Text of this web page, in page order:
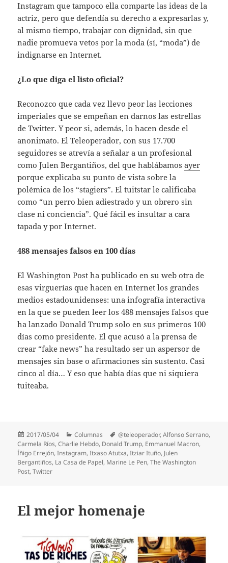
Instagram que tampoco ella comparte las ideas de la
actriz, pero que defendía su derecho a expresarlas y,
al mismo tiempo, trabajar con dignidad, sin que
nadie promueva vetos por la moda (sí, “moda”) de
indignarse en Internet.
¿Lo que diga el listo oficial?
Reconozco que cada vez llevo peor las lecciones
imperiales que se empeñan en darnos las estrellas
de Twitter. Y peor si, además, lo hacen desde el
anonimato. El Teleoperador, con sus 17.700
seguidores se atrevía a señalar a un profesional
como Julen Bergantiños, del que hablábamosayer
porque explicaba su punto de vista sobre la
polémica de los “stagiers”. El tuitstar le calificaba
como “un perro bien adiestrado y un obrero sin
clase ni conciencia”. Qué fácil es insultar a cara
tapada y por Internet.
488 mensajes falsos en 100 días
El Washington Post ha publicado en su web otra de
esas virguerías que hacen en Internet los grandes
medios estadounidenses: una infografía interactiva
en la que se pueden leer los 488 mensajes falsos que
ha lanzado Donald Trump solo en sus primeros 100
días como presidente. El que acusó a la prensa de
crear “fake news” ha resultado ser un aspersor de
mensajes sin base o afirmaciones sin sustento. Casi
cinco al día… Y eso que había días que ni siquiera
tuiteaba.
Publicado
el
2017/05/04 Categorías
Columnas Etiquetas
@teleoperador,Alfonso Serrano,
Carmela Ríos,Charlie Hebdo, Donald Trump, Emmanuel Macron,
Íñigo Errejón,Instagram,Itxaso Atutxa,Itziar Ituño, Julen
Bergantiños, La Casa de Papel, Marine Le Pen,The Washington
Post,Twitter
El mejor homenaje